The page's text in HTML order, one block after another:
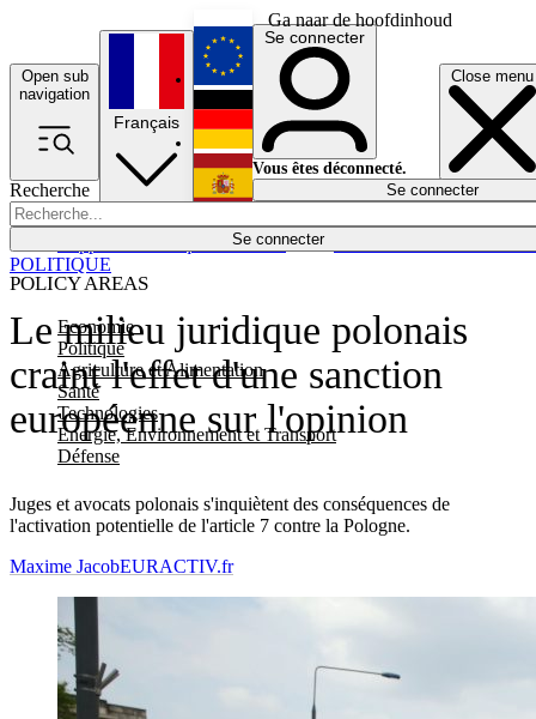
Ga naar de hoofdinhoud
Open sub
navigation
Close menu
Recherche
Se connecter
POLICY AREAS
Economie
Politique
Agriculture et Alimentation
Santé
Technologies
Energie, Environnement et Transport
Défense
Économie
Français
English
Deutsch
Español
Se connecter
Vous êtes déconnecté.
Se connecter
Le milieu juridique polonais
craint l'effet d'une sanction
européenne sur l'opinion
Juges et avocats polonais s'inquiètent des conséquences de
l'activation potentielle de l'article 7 contre la Pologne.
POLITIQUE
Maxime JacobEURACTIV.fr